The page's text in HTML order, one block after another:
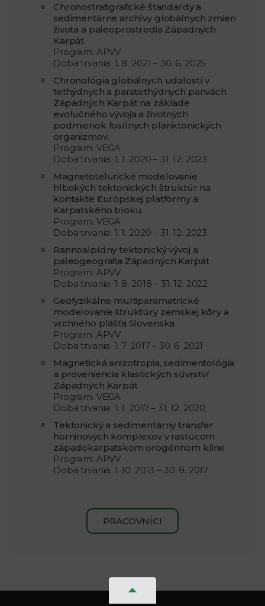
Chronostratigrafické štandardy a
sedimentárne archívy globálnych zmien
života a paleoprostredia Západných
Karpát
Program: APVV
Doba trvania: 1. 8. 2021 – 30. 6. 2025
Chronológia globálnych udalostí v
tethýdnych a paratethýdnych panvách
Západných Karpát na základe
evolučného vývoja a životných
podmienok fosílnych planktonických
organizmov.
Program: VEGA
Doba trvania: 1. 1. 2020 – 31. 12. 2023
Magnetotelurické modelovanie
hlbokých tektonických štruktúr na
kontakte Európskej platformy a
Karpatského bloku.
Program: VEGA
Doba trvania: 1. 1. 2020 – 31. 12. 2023
Rannoalpídny tektonický vývoj a
paleogeografia Západných Karpát
Program: APVV
Doba trvania: 1. 8. 2018 – 31. 12. 2022
Geofyzikálne multiparametrické
modelovanie štruktúry zemskej kôry a
vrchného plášťa Slovenska
Program: APVV
Doba trvania: 1. 7. 2017 – 30. 6. 2021
Magnetická anizotropia, sedimentológia
a proveniencia klastických súvrství
Západných Karpát
Program: VEGA
Doba trvania: 1. 1. 2017 – 31. 12. 2020
Tektonický a sedimentárny transfer
horninových komplexov v rastúcom
západokarpatskom orogénnom kline
Program: APVV
Doba trvania: 1. 10. 2013 – 30. 9. 2017
PRACOVNÍCI